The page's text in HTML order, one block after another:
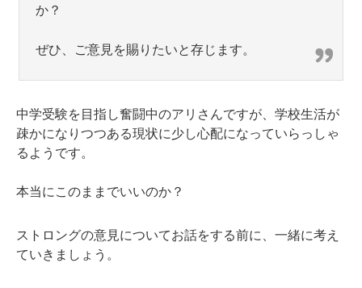
か？
ぜひ、ご意見を賜りたいと存じます。
中学受験を目指し奮闘中のアリさんですが、学校生活が
疎かになりつつある現状に少し心配になっていらっしゃ
るようです。
本当にこのままでいいのか？
ストロングの意見についてお話をする前に、一緒に考え
ていきましょう。